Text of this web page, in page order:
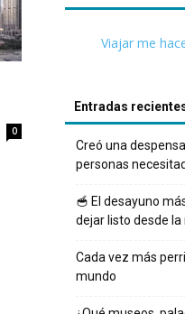
0
Viajar me
Entradas
Creó una
personas
🥣 El desayuno
dejar listo desde la
Cada vez más
mundo